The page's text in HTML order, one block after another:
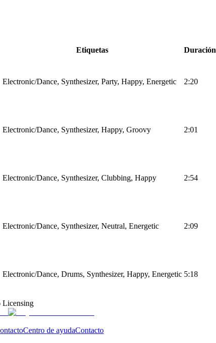
Etiquetas Duración
Electronic/Dance, Synthesizer, Party, Happy, Energetic 2:20
Electronic/Dance, Synthesizer, Happy, Groovy 2:01
Electronic/Dance, Synthesizer, Clubbing, Happy 2:54
Electronic/Dance, Synthesizer, Neutral, Energetic 2:09
Electronic/Dance, Drums, Synthesizer, Happy, Energetic 5:18
Licensing
Centro de ayudaContacto